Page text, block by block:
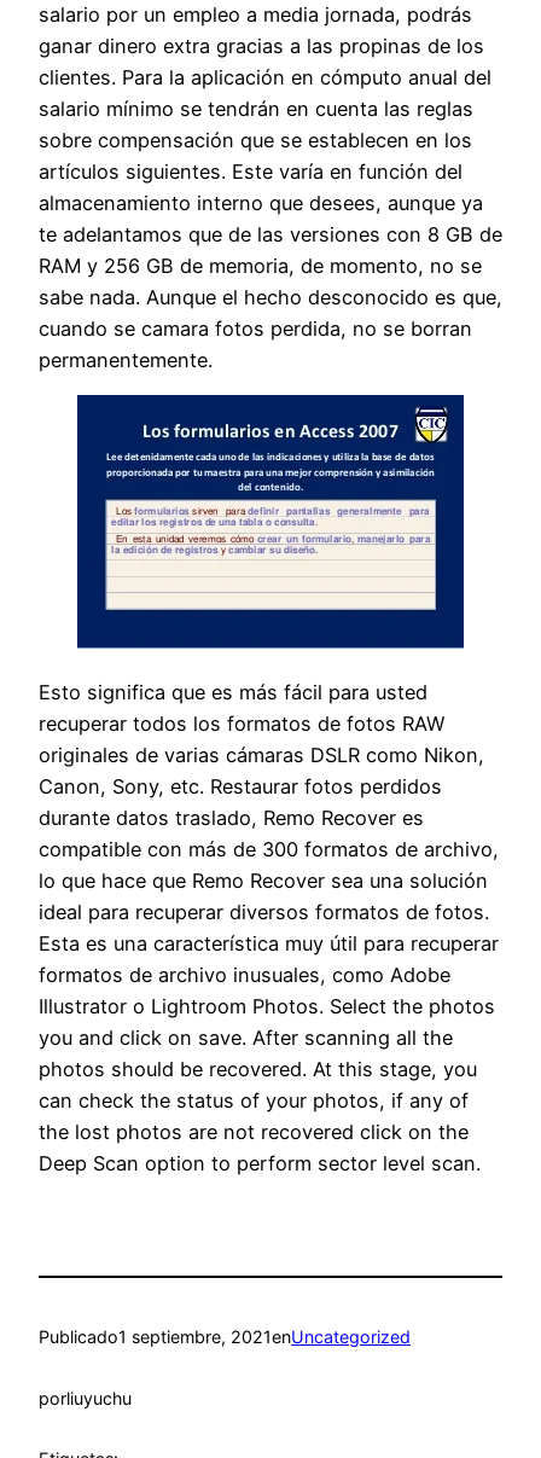
salario por un empleo a media jornada, podrás
ganar dinero extra gracias a las propinas de los
clientes. Para la aplicación en cómputo anual del
salario mínimo se tendrán en cuenta las reglas
sobre compensación que se establecen en los
artículos siguientes. Este varía en función del
almacenamiento interno que desees, aunque ya
te adelantamos que de las versiones con 8 GB de
RAM y 256 GB de memoria, de momento, no se
sabe nada. Aunque el hecho desconocido es que,
cuando se camara fotos perdida, no se borran
permanentemente.
Esto significa que es más fácil para usted
recuperar todos los formatos de fotos RAW
originales de varias cámaras DSLR como Nikon,
Canon, Sony, etc. Restaurar fotos perdidos
durante datos traslado, Remo Recover es
compatible con más de 300 formatos de archivo,
lo que hace que Remo Recover sea una solución
ideal para recuperar diversos formatos de fotos.
Esta es una característica muy útil para recuperar
formatos de archivo inusuales, como Adobe
Illustrator o Lightroom Photos. Select the photos
you and click on save. After scanning all the
photos should be recovered. At this stage, you
can check the status of your photos, if any of
the lost photos are not recovered click on the
Deep Scan option to perform sector level scan.
Publicado1 septiembre, 2021enUncategorized
porliuyuchu